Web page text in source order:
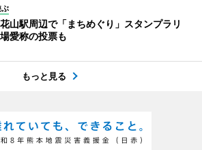
ぶ
山駅周辺で「まちめぐり」スタンプラリ
愛称の投票も
もっと見る